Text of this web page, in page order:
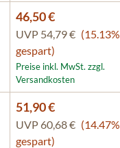
46,50 €
UVP 54,79 € (15.13%
gespart)
Preise inkl. MwSt. zzgl.
Versandkosten
51,90 €
UVP 60,68 € (14.47%
gespart)